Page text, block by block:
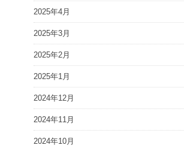
2025年4月
2025年3月
2025年2月
2025年1月
2024年12月
2024年11月
2024年10月